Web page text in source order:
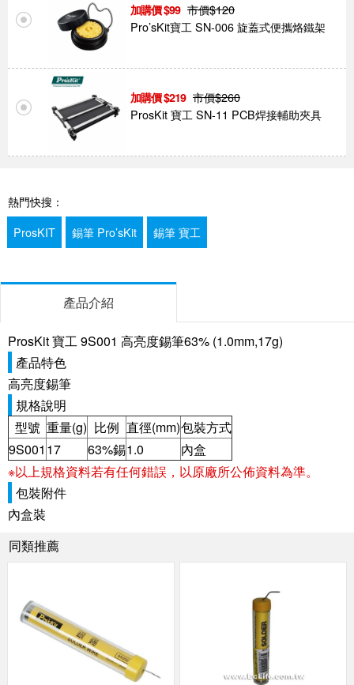
99 市價$120
Pro’sKit寶工 SN-006 旋蓋式便攜烙鐵架
219 市價$260
ProsKit 寶工 SN-11 PCB焊接輔助夾具
熱門快搜：
ProsKIT
錫筆 Pro’sKit 錫筆 寶工
產品介紹
ProsKit 寶工 9S001 高亮度錫筆63% (1.0mm,17g)
產品特色
高亮度錫筆
規格說明
型號 重量(g) 比例 直徑(mm)包裝方式
9S001 17 63%錫1.0
內盒
※以上規格資料若有任何錯誤，以原廠所公佈資料為準。
包裝附件
內盒裝
同類推薦